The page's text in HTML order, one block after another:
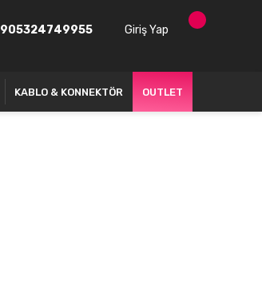
905324749955 Giriş Yap
KABLO & KONNEKTÖR OUTLET